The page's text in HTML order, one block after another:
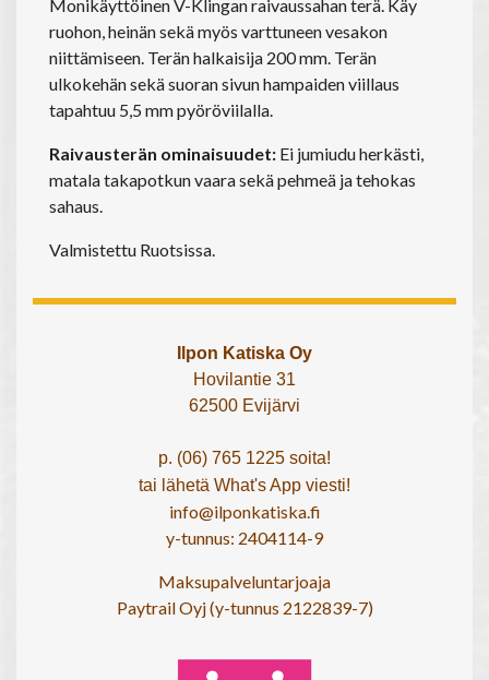
Monikäyttöinen V-Klingan raivaussahan terä. Käy
ruohon, heinän sekä myös varttuneen vesakon
niittämiseen. Terän halkaisija 200 mm. Terän
ulkokehän sekä suoran sivun hampaiden viillaus
tapahtuu 5,5 mm pyöröviilalla.
Raivausterän ominaisuudet: Ei jumiudu herkästi,
matala takapotkun vaara sekä pehmeä ja tehokas
sahaus.
Valmistettu Ruotsissa.
Ilpon Katiska Oy
Hovilantie 31
62500 Evijärvi
p. (06) 765 1225 soita!
tai lähetä What's App viesti!
info@ilponkatiska.fi
y-tunnus: 2404114-9
Maksupalveluntarjoaja
Paytrail Oyj (y-tunnus 2122839-7)